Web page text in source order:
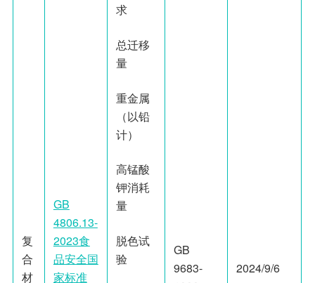
复
合
材
GB
4806.13-
2023食
品安全国
家标准
求
总迁移
量
重金属
（以铅
计）
高锰酸
钾消耗
量
脱色试
验
GB
9683-
2024/9/6